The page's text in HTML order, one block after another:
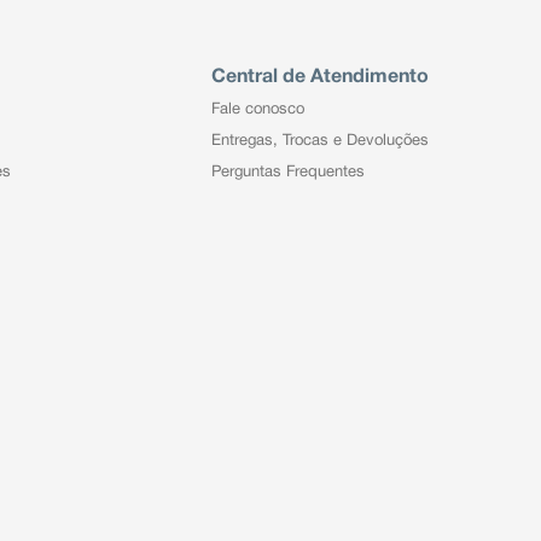
Central de Atendimento
Fale conosco
Entregas, Trocas e Devoluções
Perguntas Frequentes